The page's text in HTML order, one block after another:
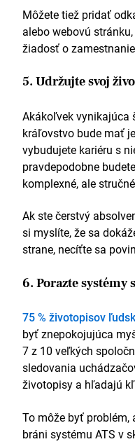
Môžete tiež pridať
alebo webovú
žiadosť o
5. Udržujte svoj
Akákoľvek vynikajúca
kráľovstvo bude mať
vybudujete kariéru s
pravdepodobne
komplexné, ale
Ak ste čerstvý
si myslíte, že sa
strane, necíťte sa
6. Porazte systémy
75 % životopisov
byť znepokojujúca
7 z 10 veľkých
sledovania
životopisy a hľadajú
To môže byť problém,
bráni systému ATS v